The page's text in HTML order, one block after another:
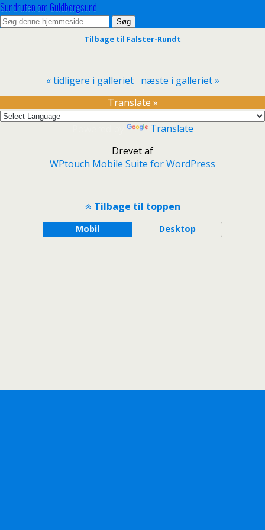
Sundruten om Guldborgsund
Tilbage til Falster-Rundt
« tidligere i galleriet
næste i galleriet »
Translate »
Translate
Drevet af
WPtouch Mobile Suite for WordPress
Tilbage til toppen
Mobil Desktop